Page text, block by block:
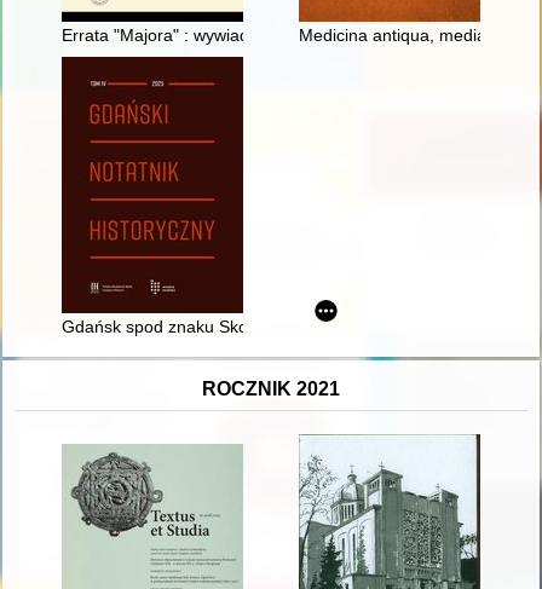
Errata "Majora" : wywiad rzeka z Dariuszem Olszewskim
Medicina antiqua, mediaevalis
Gdańsk spod znaku Skorpiona? : z dociekań
ROCZNIK 2021